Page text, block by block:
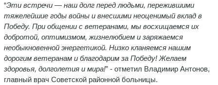
“Эти встречи — наш долг перед людьми, пережившими
тяжелейшие годы войны и внесшими неоценимый вклад в
Победу. При общении с ветеранами, мы восхищаемся их
добротой, оптимизмом, жизнелюбием и заряжаемся
необыкновенной энергетикой. Низко кланяемся нашим
дорогим ветеранам и благодарим за Победу! Желаем
здоровья, долголетия и мира!” - отметил Владимир Антонов,
главный врач Советской районной больницы.